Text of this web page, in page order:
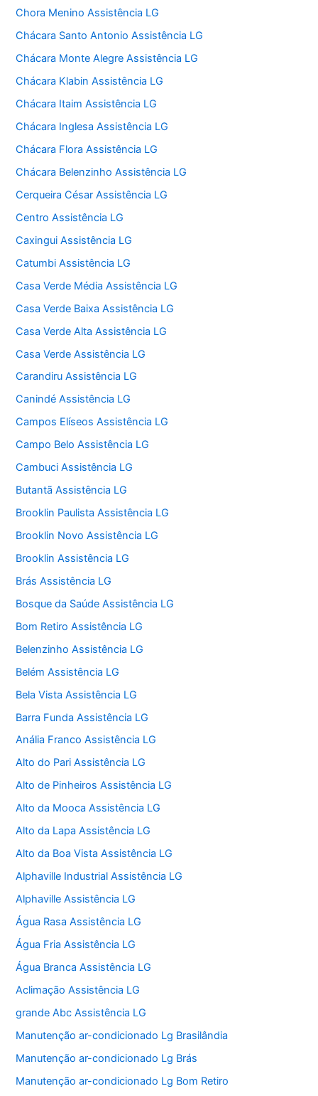
Chora Menino Assistência LG
Chácara Santo Antonio Assistência LG
Chácara Monte Alegre Assistência LG
Chácara Klabin Assistência LG
Chácara Itaim Assistência LG
Chácara Inglesa Assistência LG
Chácara Flora Assistência LG
Chácara Belenzinho Assistência LG
Cerqueira César Assistência LG
Centro Assistência LG
Caxingui Assistência LG
Catumbi Assistência LG
Casa Verde Média Assistência LG
Casa Verde Baixa Assistência LG
Casa Verde Alta Assistência LG
Casa Verde Assistência LG
Carandiru Assistência LG
Canindé Assistência LG
Campos Elíseos Assistência LG
Campo Belo Assistência LG
Cambuci Assistência LG
Butantã Assistência LG
Brooklin Paulista Assistência LG
Brooklin Novo Assistência LG
Brooklin Assistência LG
Brás Assistência LG
Bosque da Saúde Assistência LG
Bom Retiro Assistência LG
Belenzinho Assistência LG
Belém Assistência LG
Bela Vista Assistência LG
Barra Funda Assistência LG
Anália Franco Assistência LG
Alto do Pari Assistência LG
Alto de Pinheiros Assistência LG
Alto da Mooca Assistência LG
Alto da Lapa Assistência LG
Alto da Boa Vista Assistência LG
Alphaville Industrial Assistência LG
Alphaville Assistência LG
Água Rasa Assistência LG
Água Fria Assistência LG
Água Branca Assistência LG
Aclimação Assistência LG
grande Abc Assistência LG
Manutenção ar-condicionado Lg Brasilândia
Manutenção ar-condicionado Lg Brás
Manutenção ar-condicionado Lg Bom Retiro